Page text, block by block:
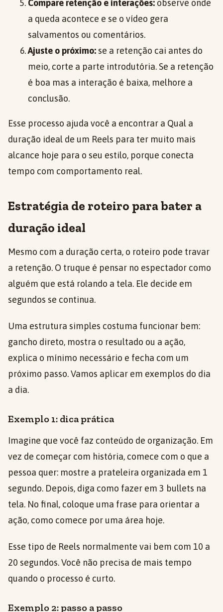
Compare retenção e interações: observe onde
a queda acontece e se o vídeo gera
salvamentos ou comentários.
Ajuste o próximo: se a retenção cai antes do
meio, corte a parte introdutória. Se a retenção
é boa mas a interação é baixa, melhore a
conclusão.
Esse processo ajuda você a encontrar a Qual a
duração ideal de um Reels para ter muito mais
alcance hoje para o seu estilo, porque conecta
tempo com comportamento real.
Estratégia de roteiro para bater a
duração ideal
Mesmo com a duração certa, o roteiro pode travar
a retenção. O truque é pensar no espectador como
alguém que está rolando a tela. Ele decide em
segundos se continua.
Uma estrutura simples costuma funcionar bem:
gancho direto, mostra o resultado ou a ação,
explica o mínimo necessário e fecha com um
próximo passo. Vamos aplicar em exemplos do dia
a dia.
Exemplo 1: dica prática
Imagine que você faz conteúdo de organização. Em
vez de começar com história, comece com o que a
pessoa quer: mostre a prateleira organizada em 1
segundo. Depois, diga como fazer em 3 bullets na
tela. No final, coloque uma frase para orientar a
ação, como comece por uma área hoje.
Esse tipo de Reels normalmente vai bem com 10 a
20 segundos. Você não precisa de mais tempo
quando o processo é curto.
Exemplo 2: passo a passo